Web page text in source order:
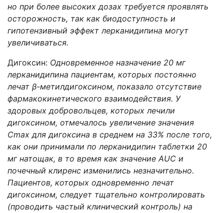
но при более высоких дозах требуется проявлять
осторожность, так как биодоступность и
гипотензивный эффект лерканидипина могут
увеличиваться.
Дигоксин: Одновременное назначение 20 мг
лерканидипина пациентам, которых постоянно
лечат β-метилдигоксином, показало отсутствие
фармакокинетического взаимодействия. У
здоровых добровольцев, которых лечили
дигоксином, отмечалось увеличение значения
Сmax для дигоксина в среднем на 33% после того,
как они принимали по лерканидипин таблетки 20
мгнатощак, в то время как значение AUC и
почечный клиренс изменились незначительно.
Пациентов, которых одновременно лечат
дигоксином, следует тщательно контролировать
(проводить частый клинический контроль) на